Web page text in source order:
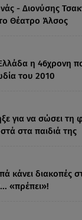
- Διονύσης
Θέατρο Άλσος
η 46χρονη
του 2010
για να σώσει τη
στα παιδιά της
κάνει διακοπές
«πρέπει»!